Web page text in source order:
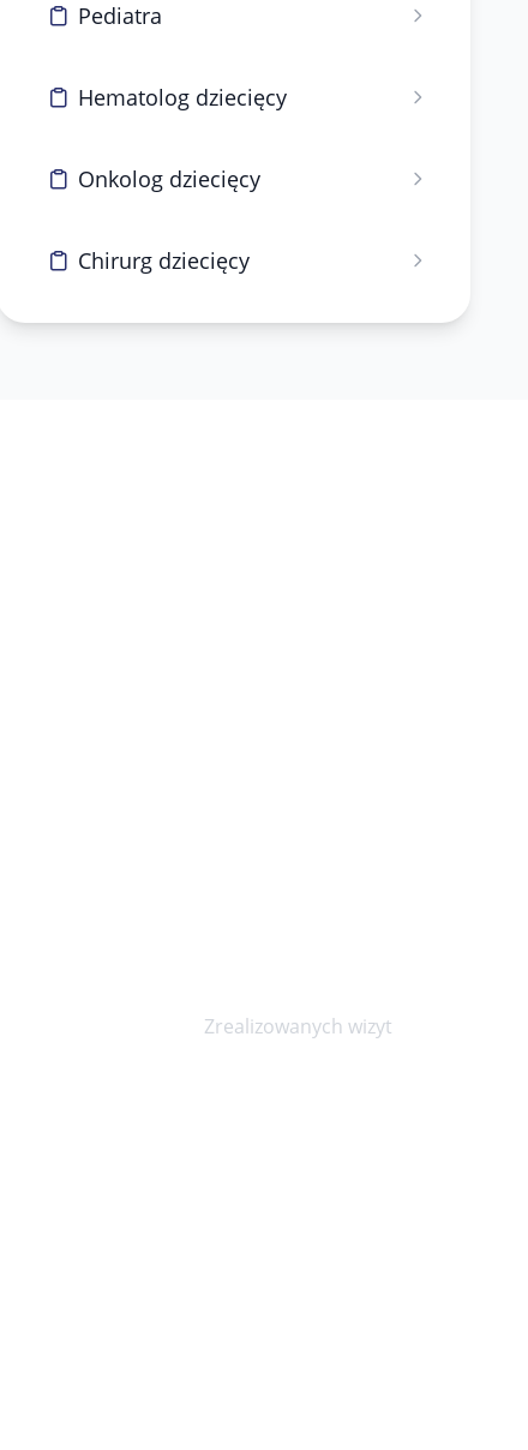
Pediatra
Hematolog dziecięcy
Onkolog dziecięcy
Chirurg dziecięcy
Zrealizowanych wizyt